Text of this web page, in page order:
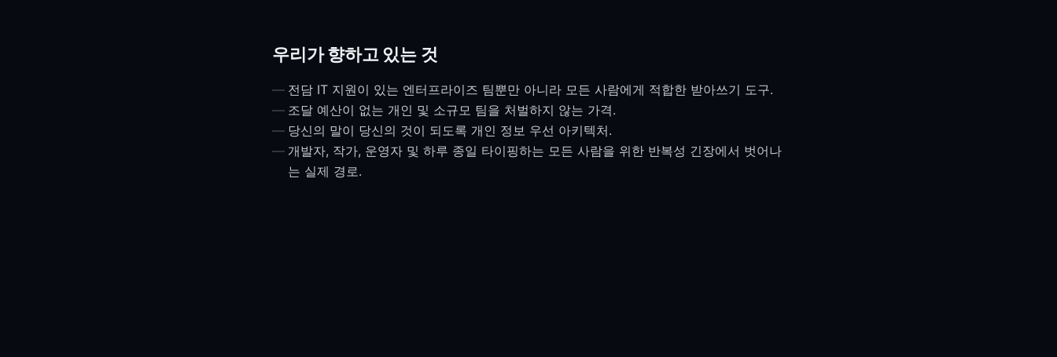
우리가 향하고 있는 것
전담 IT 지원이 있는 엔터프라이즈 팀뿐만 아니라 모든 사람에게 적합한 받아쓰기 도구.
조달 예산이 없는 개인 및 소규모 팀을 처벌하지 않는 가격.
당신의 말이 당신의 것이 되도록 개인 정보 우선 아키텍처.
개발자, 작가, 운영자 및 하루 종일 타이핑하는 모든 사람을 위한 반복성 긴장에서 벗어나
는 실제 경로.